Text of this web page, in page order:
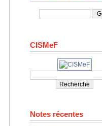
CISMeF
Notes récentes